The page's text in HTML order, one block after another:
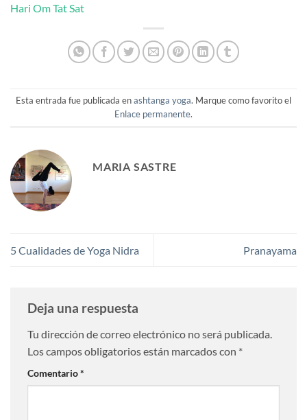
Hari Om Tat Sat
Esta entrada fue publicada enashtanga yoga. Marque como favorito el
Enlace permanente.
MARIA SASTRE
5 Cualidades de Yoga Nidra Pranayama
Deja una respuesta
Tu dirección de correo electrónico no será publicada.
Los campos obligatorios están marcados con *
Comentario*